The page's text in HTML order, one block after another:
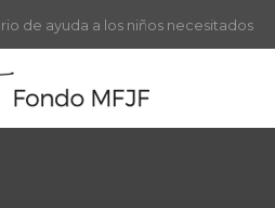
de ayuda a los niños necesitados